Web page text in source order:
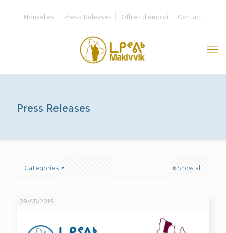
Nouvelles Press Releases Offres d’emploi Contact
Press Releases
Categories Show all
09/05/2019